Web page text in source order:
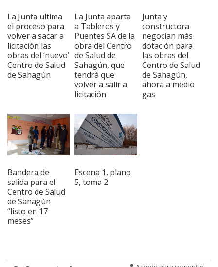
La Junta ultima
el proceso para
volver a sacar a
licitación las
obras del ‘nuevo’
Centro de Salud
de Sahagún
La Junta aparta
a Tableros y
Puentes SA de la
obra del Centro
de Salud de
Sahagún, que
tendrá que
volver a salir a
licitación
Junta y
constructora
negocian más
dotación para
las obras del
Centro de Salud
de Sahagún,
ahora a medio
gas
Bandera de
salida para el
Centro de Salud
de Sahagún
“listo en 17
meses”
Escena 1, plano
5, toma 2